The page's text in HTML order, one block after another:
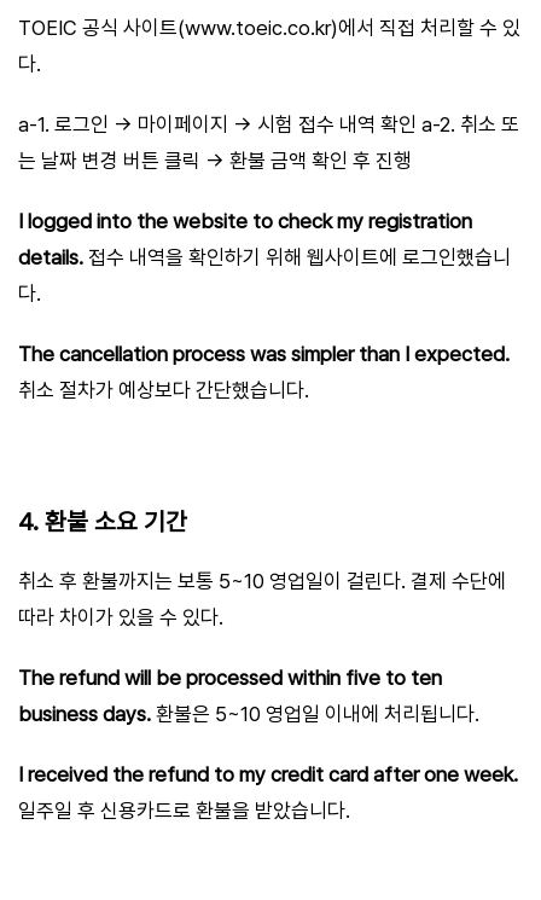
TOEIC 공식 사이트(www.toeic.co.kr)에서 직접 처리할 수 있
다.
a-1. 로그인 → 마이페이지 → 시험 접수 내역 확인 a-2. 취소 또
는 날짜 변경 버튼 클릭 → 환불 금액 확인 후 진행
I logged into the website to check my registration
details. 접수 내역을 확인하기 위해 웹사이트에 로그인했습니
다.
The cancellation process was simpler than I expected.
취소 절차가 예상보다 간단했습니다.
4. 환불 소요 기간
취소 후 환불까지는 보통 5~10 영업일이 걸린다. 결제 수단에
따라 차이가 있을 수 있다.
The refund will be processed within five to ten
business days. 환불은 5~10 영업일 이내에 처리됩니다.
I received the refund to my credit card after one week.
일주일 후 신용카드로 환불을 받았습니다.